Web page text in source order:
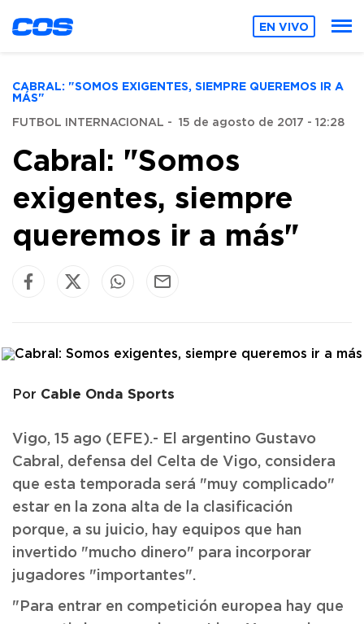
EN VIVO
CABRAL: "SOMOS EXIGENTES, SIEMPRE QUEREMOS IR A
MÁS"
FUTBOL INTERNACIONAL - 15 de agosto de 2017 - 12:28
Cabral: "Somos
exigentes, siempre
queremos ir a más"
Por Cable Onda Sports
Vigo, 15 ago (EFE).- El argentino Gustavo
Cabral, defensa del Celta de Vigo, considera
que esta temporada será "muy complicado"
estar en la zona alta de la clasificación
porque, a su juicio, hay equipos que han
invertido "mucho dinero" para incorporar
jugadores "importantes".
"Para entrar en competición europea hay que